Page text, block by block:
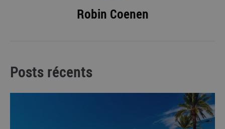
Robin Coenen
Posts récents